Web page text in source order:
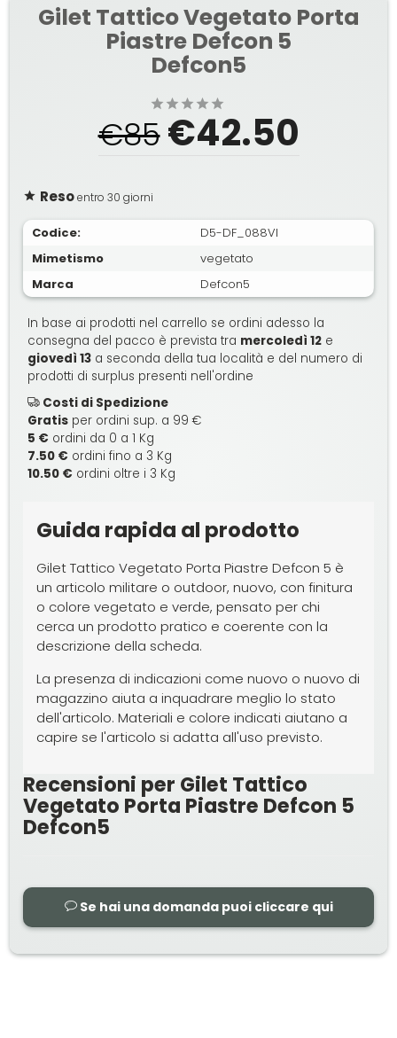
Gilet Tattico Vegetato Porta
Piastre Defcon 5
Defcon5
€85€42.50
Resoentro 30 giorni
Codice:
D5-DF_088VI
Mimetismo
vegetato
Marca
Defcon5
In base ai prodotti nel carrello se ordini adesso la
consegna del pacco è prevista tra mercoledì 12 e
giovedì 13 a seconda della tua località e del numero di
prodotti di surplus presenti nell'ordine
Costi di Spedizione
Gratis per ordini sup. a 99 €
5 € ordini da 0 a 1 Kg
7.50 € ordini fino a 3 Kg
10.50 € ordini oltre i 3 Kg
Guida rapida al prodotto
Gilet Tattico Vegetato Porta Piastre Defcon 5 è
un articolo militare o outdoor, nuovo, con finitura
o colore vegetato e verde, pensato per chi
cerca un prodotto pratico e coerente con la
descrizione della scheda.
La presenza di indicazioni come nuovo o nuovo di
magazzino aiuta a inquadrare meglio lo stato
dell'articolo. Materiali e colore indicati aiutano a
capire se l'articolo si adatta all'uso previsto.
Recensioni per Gilet Tattico
Vegetato Porta Piastre Defcon 5
Defcon5
Se hai una domanda puoi cliccare qui